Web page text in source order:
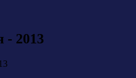
- 2013